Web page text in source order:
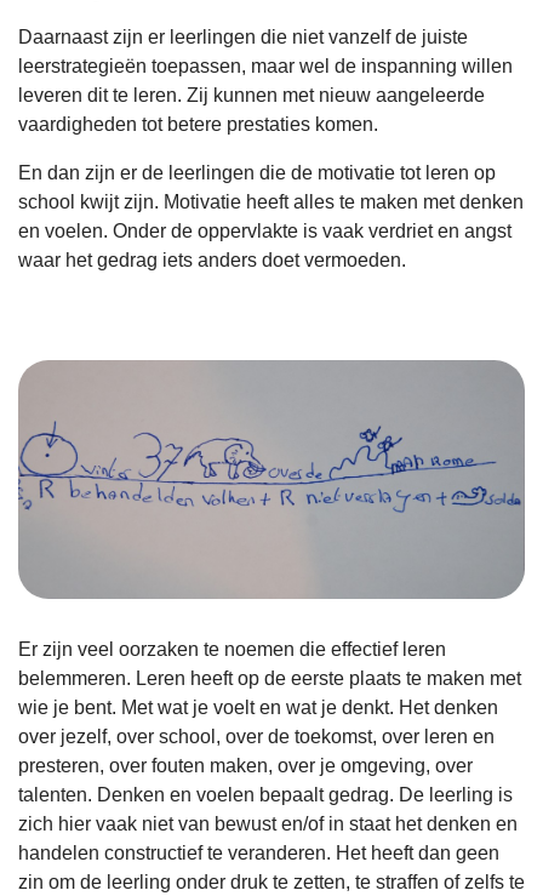
Daarnaast zijn er leerlingen die niet vanzelf de juiste
leerstrategieën toepassen, maar wel de inspanning willen
leveren dit te leren. Zij kunnen met nieuw aangeleerde
vaardigheden tot betere prestaties komen.
En dan zijn er de leerlingen die de motivatie tot leren op
school kwijt zijn. Motivatie heeft alles te maken met denken
en voelen. Onder de oppervlakte is vaak verdriet en angst
waar het gedrag iets anders doet vermoeden.
Er zijn veel oorzaken te noemen die effectief leren
belemmeren. Leren heeft op de eerste plaats te maken met
wie je bent. Met wat je voelt en wat je denkt. Het denken
over jezelf, over school, over de toekomst, over leren en
presteren, over fouten maken, over je omgeving, over
talenten. Denken en voelen bepaalt gedrag. De leerling is
zich hier vaak niet van bewust en/of in staat het denken en
handelen constructief te veranderen. Het heeft dan geen
zin om de leerling onder druk te zetten, te straffen of zelfs te